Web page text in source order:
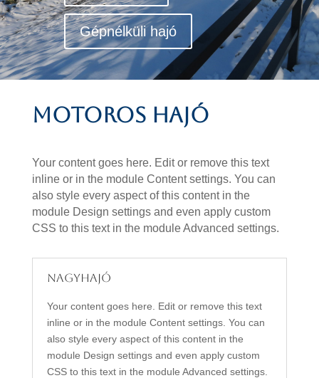
Gépnélküli hajó
Motoros hajó
Your content goes here. Edit or remove this text
inline or in the module Content settings. You can
also style every aspect of this content in the
module Design settings and even apply custom
CSS to this text in the module Advanced settings.
Nagyhajó
Your content goes here. Edit or remove this text
inline or in the module Content settings. You can
also style every aspect of this content in the
module Design settings and even apply custom
CSS to this text in the module Advanced settings.